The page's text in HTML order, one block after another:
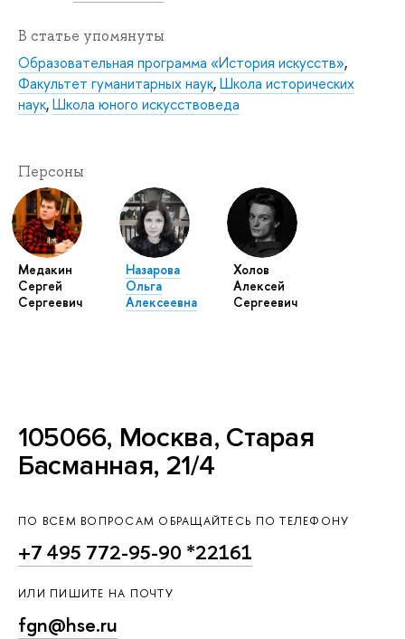
В статье упомянуты
Образовательная программа «История искусств»,
Факультет гуманитарных наук,Школа исторических
наук,Школа юного искусствоведа
Персоны
Медакин
Сергей
Сергеевич
Назарова
Ольга
Алексеевна
Холов
Алексей
Сергеевич
105066, Москва, Старая
Басманная, 21/4
ПО ВСЕМ ВОПРОСАМ ОБРАЩАЙТЕСЬ ПО ТЕЛЕФОНУ
+7 495 772-95-90 *22161
ИЛИ ПИШИТЕ НА ПОЧТУ
fgn@hse.ru